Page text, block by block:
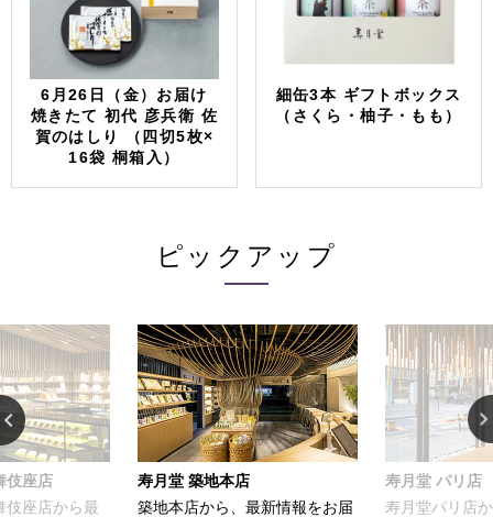
6月26日（金）お届け
焼きたて 初代 彦兵衛 佐
賀のはしり （四切5枚×
16袋 桐箱入）
細缶3本 ギフトボックス
（さくら・柚子・もも）
ピックアップ
ら最
寿月堂 築地本店
築地本店から、最新情報をお届
寿月堂 パリ店
寿月堂パリ店から、パ